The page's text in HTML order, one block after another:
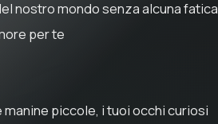
nostro mondo senza alcuna fatica
per te
piccole, i tuoi occhi curiosi